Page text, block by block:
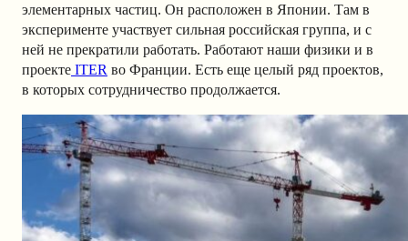
элементарных частиц. Он расположен в Японии. Там в
эксперименте участвует сильная российская группа, и с
ней не прекратили работать. Работают наши физики и в
проекте ITER во Франции. Есть еще целый ряд проектов,
в которых сотрудничество продолжается.